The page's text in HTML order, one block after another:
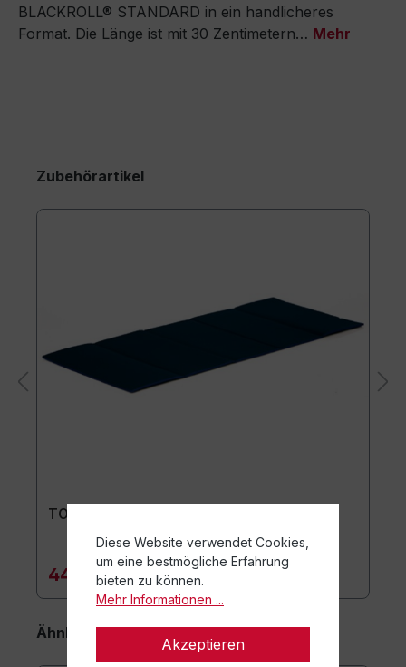
BLACKROLL® STANDARD in ein handlicheres
Format. Die Länge ist mit 30 Zentimetern… Mehr
Zubehörartikel
TOGU Premium Easy Matte
44,90 €*
Ähnliche Artikel
Diese Website verwendet Cookies,
um eine bestmögliche Erfahrung
bieten zu können.
Mehr Informationen ...
Akzeptieren